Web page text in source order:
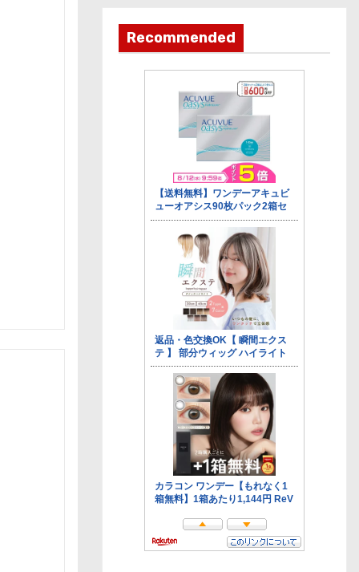
ゴ
リ
Recommended